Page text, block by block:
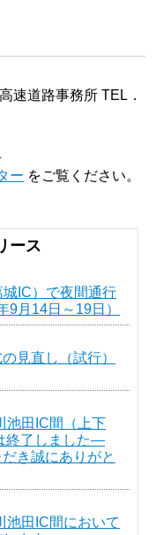
速道路事務所 TEL．
ー をご覧ください。
ース
IC）で夜間通行
9月14日～19日）
見直し（試行）
池田IC間（上下
終了しました―
き誠にありがと
池田IC間において